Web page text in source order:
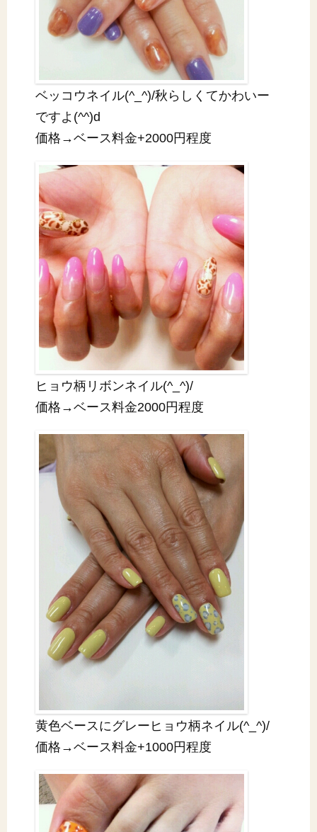
ベッコウネイル(^_^)/秋らしくてかわいー
ですよ(^^)d
価格→ベース料金+2000円程度
ヒョウ柄リボンネイル(^_^)/
価格→ベース料金2000円程度
黄色ベースにグレーヒョウ柄ネイル(^_^)/
価格→ベース料金+1000円程度